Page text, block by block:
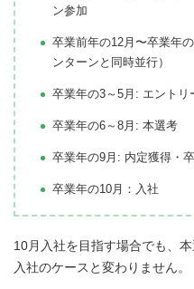
ン参加
卒業前年の12月〜卒業年
ンターンと同時並行）
卒業年の3～5月: エントリ
卒業年の6～8月: 本選考
卒業年の9月: 内定獲得・
卒業年の10月：入社
10月入社を目指す場合でも、
入社のケースと変わりません。